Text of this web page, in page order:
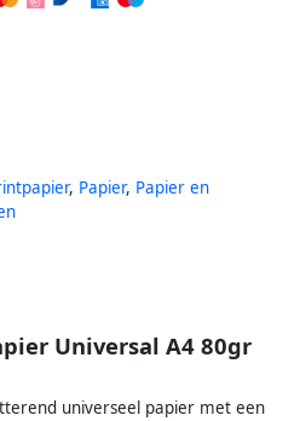
, Papier, Papier en
Universal A4 80gr
universeel papier met een